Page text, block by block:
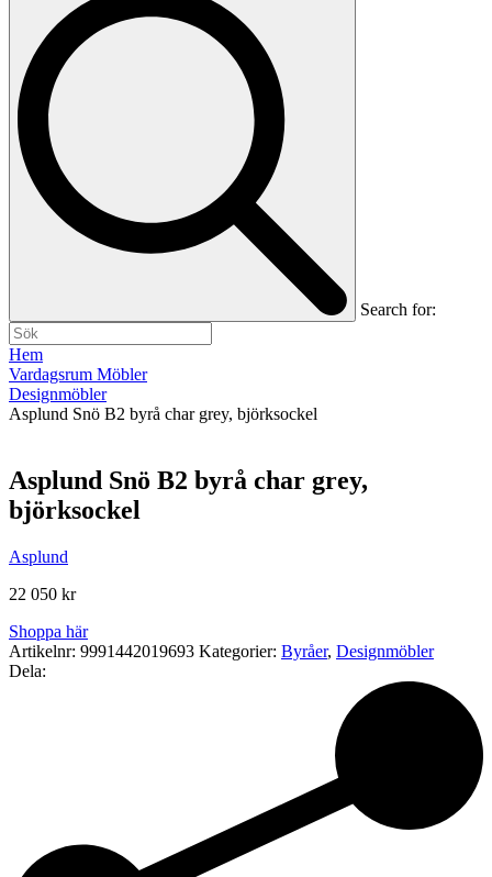
Search for:
Hem
Vardagsrum Möbler
Designmöbler
Asplund Snö B2 byrå char grey, björksockel
Asplund Snö B2 byrå char grey,
björksockel
Asplund
22 050 kr
Shoppa här
Artikelnr: 9991442019693 Kategorier: Byråer, Designmöbler
Dela: